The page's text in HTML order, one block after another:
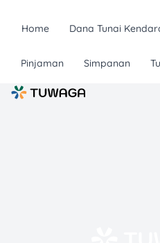
Home Dana Tunai
Pinjaman Simpanan